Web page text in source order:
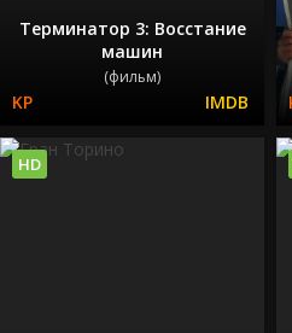
Терминатор 3: Восстание
машин
(фильм)
HD